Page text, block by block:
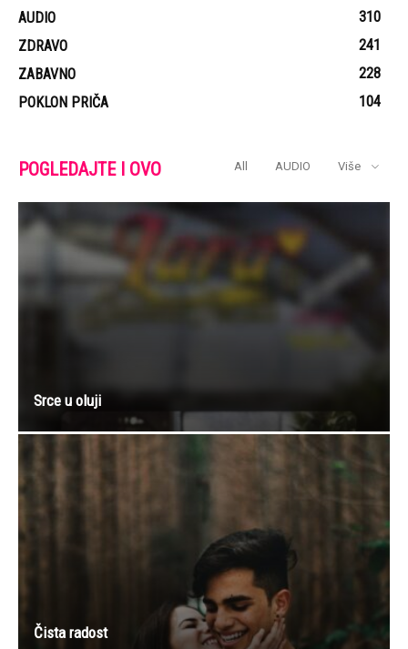
AUDIO
310
ZDRAVO
241
ZABAVNO
228
POKLON PRIČA
104
POGLEDAJTE I OVO All AUDIO Više
Srce u oluji
Čista radost